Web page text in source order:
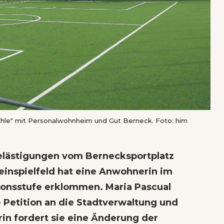
mit Personalwohnheim und Gut Berneck. Foto: him
vom Bernecksportplatz
hat eine Anwohnerin im
erklommen. Maria Pascual
Petition an die Stadtverwaltung und
fordert sie eine Änderung der